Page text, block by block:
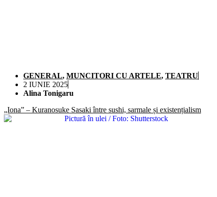
GENERAL, MUNCITORI CU ARTELE, TEATRU
2 IUNIE 2025
Alina Tonigaru
„Iona” – Kuranosuke Sasaki între sushi, sarmale și existențialism